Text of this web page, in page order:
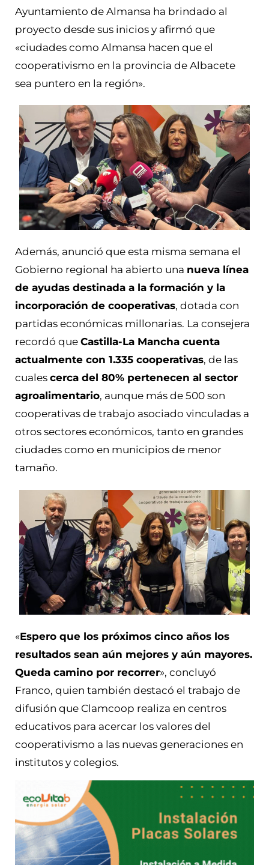
Ayuntamiento de Almansa ha brindado al
proyecto desde sus inicios y afirmó que
«ciudades como Almansa hacen que el
cooperativismo en la provincia de Albacete
sea puntero en la región».
Además, anunció que esta misma semana el
Gobierno regional ha abierto una nueva línea
de ayudas destinada a la formación y la
incorporación de cooperativas, dotada con
partidas económicas millonarias. La consejera
recordó que Castilla-La Mancha cuenta
actualmente con 1.335 cooperativas, de las
cuales cerca del 80% pertenecen al sector
agroalimentario, aunque más de 500 son
cooperativas de trabajo asociado vinculadas a
otros sectores económicos, tanto en grandes
ciudades como en municipios de menor
tamaño.
«Espero que los próximos cinco años los
resultados sean aún mejores y aún mayores.
Queda camino por recorrer», concluyó
Franco, quien también destacó el trabajo de
difusión que Clamcoop realiza en centros
educativos para acercar los valores del
cooperativismo a las nuevas generaciones en
institutos y colegios.